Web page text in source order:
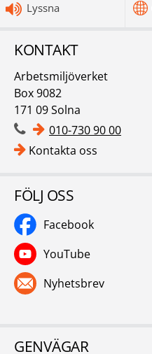
Lyssna
KONTAKT
Arbetsmiljöverket
Box 9082
171 09 Solna
010-730 90 00
Kontakta oss
FÖLJ OSS
Facebook
YouTube
Nyhetsbrev
GENVÄGAR